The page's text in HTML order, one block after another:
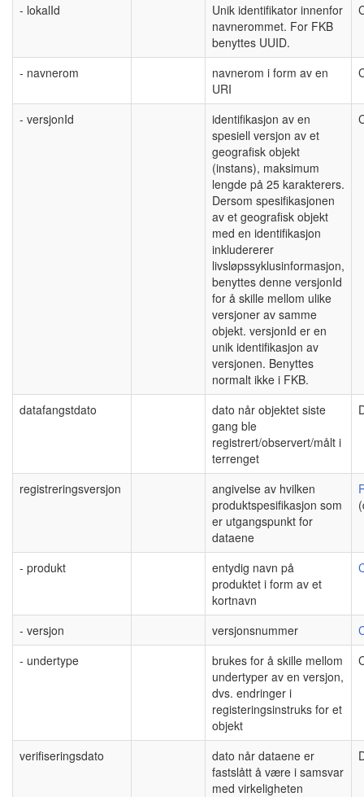
- lokalId
Unik identifikator innenfor
navnerommet. For FKB
benyttes UUID.
- navnerom
navnerom i form av en
URI
- versjonId
identifikasjon av en
spesiell versjon av et
geografisk objekt
(instans), maksimum
lengde på 25 karakterers.
Dersom spesifikasjonen
av et geografisk objekt
med en identifikasjon
inkludererer
livsløpssyklusinformasjon,
benyttes denne versjonId
for å skille mellom ulike
versjoner av samme
objekt. versjonId er en
unik identifikasjon av
versjonen. Benyttes
normalt ikke i FKB.
datafangstdato
dato når objektet siste
gang ble
registrert/observert/målt i
terrenget
registreringsversjon
angivelse av hvilken
produktspesifikasjon som
er utgangspunkt for
dataene
- produkt
entydig navn på
produktet i form av et
kortnavn
- versjon versjonsnummer
- undertype
brukes for å skille mellom
undertyper av en versjon,
dvs. endringer i
registeringsinstruks for et
objekt
verifiseringsdato
dato når dataene er
fastslått å være i samsvar
med virkeligheten